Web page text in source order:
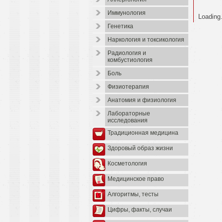
Иммунология
Генетика
Наркология и токсикология
Радиология и
комбустиология
Боль
Физиотерапия
Анатомия и физиология
Лабораторные
исследования
Традиционная медицина
Здоровый образ жизни
Косметология
Медицинское право
Алгоритмы, тесты
Цифры, факты, случаи